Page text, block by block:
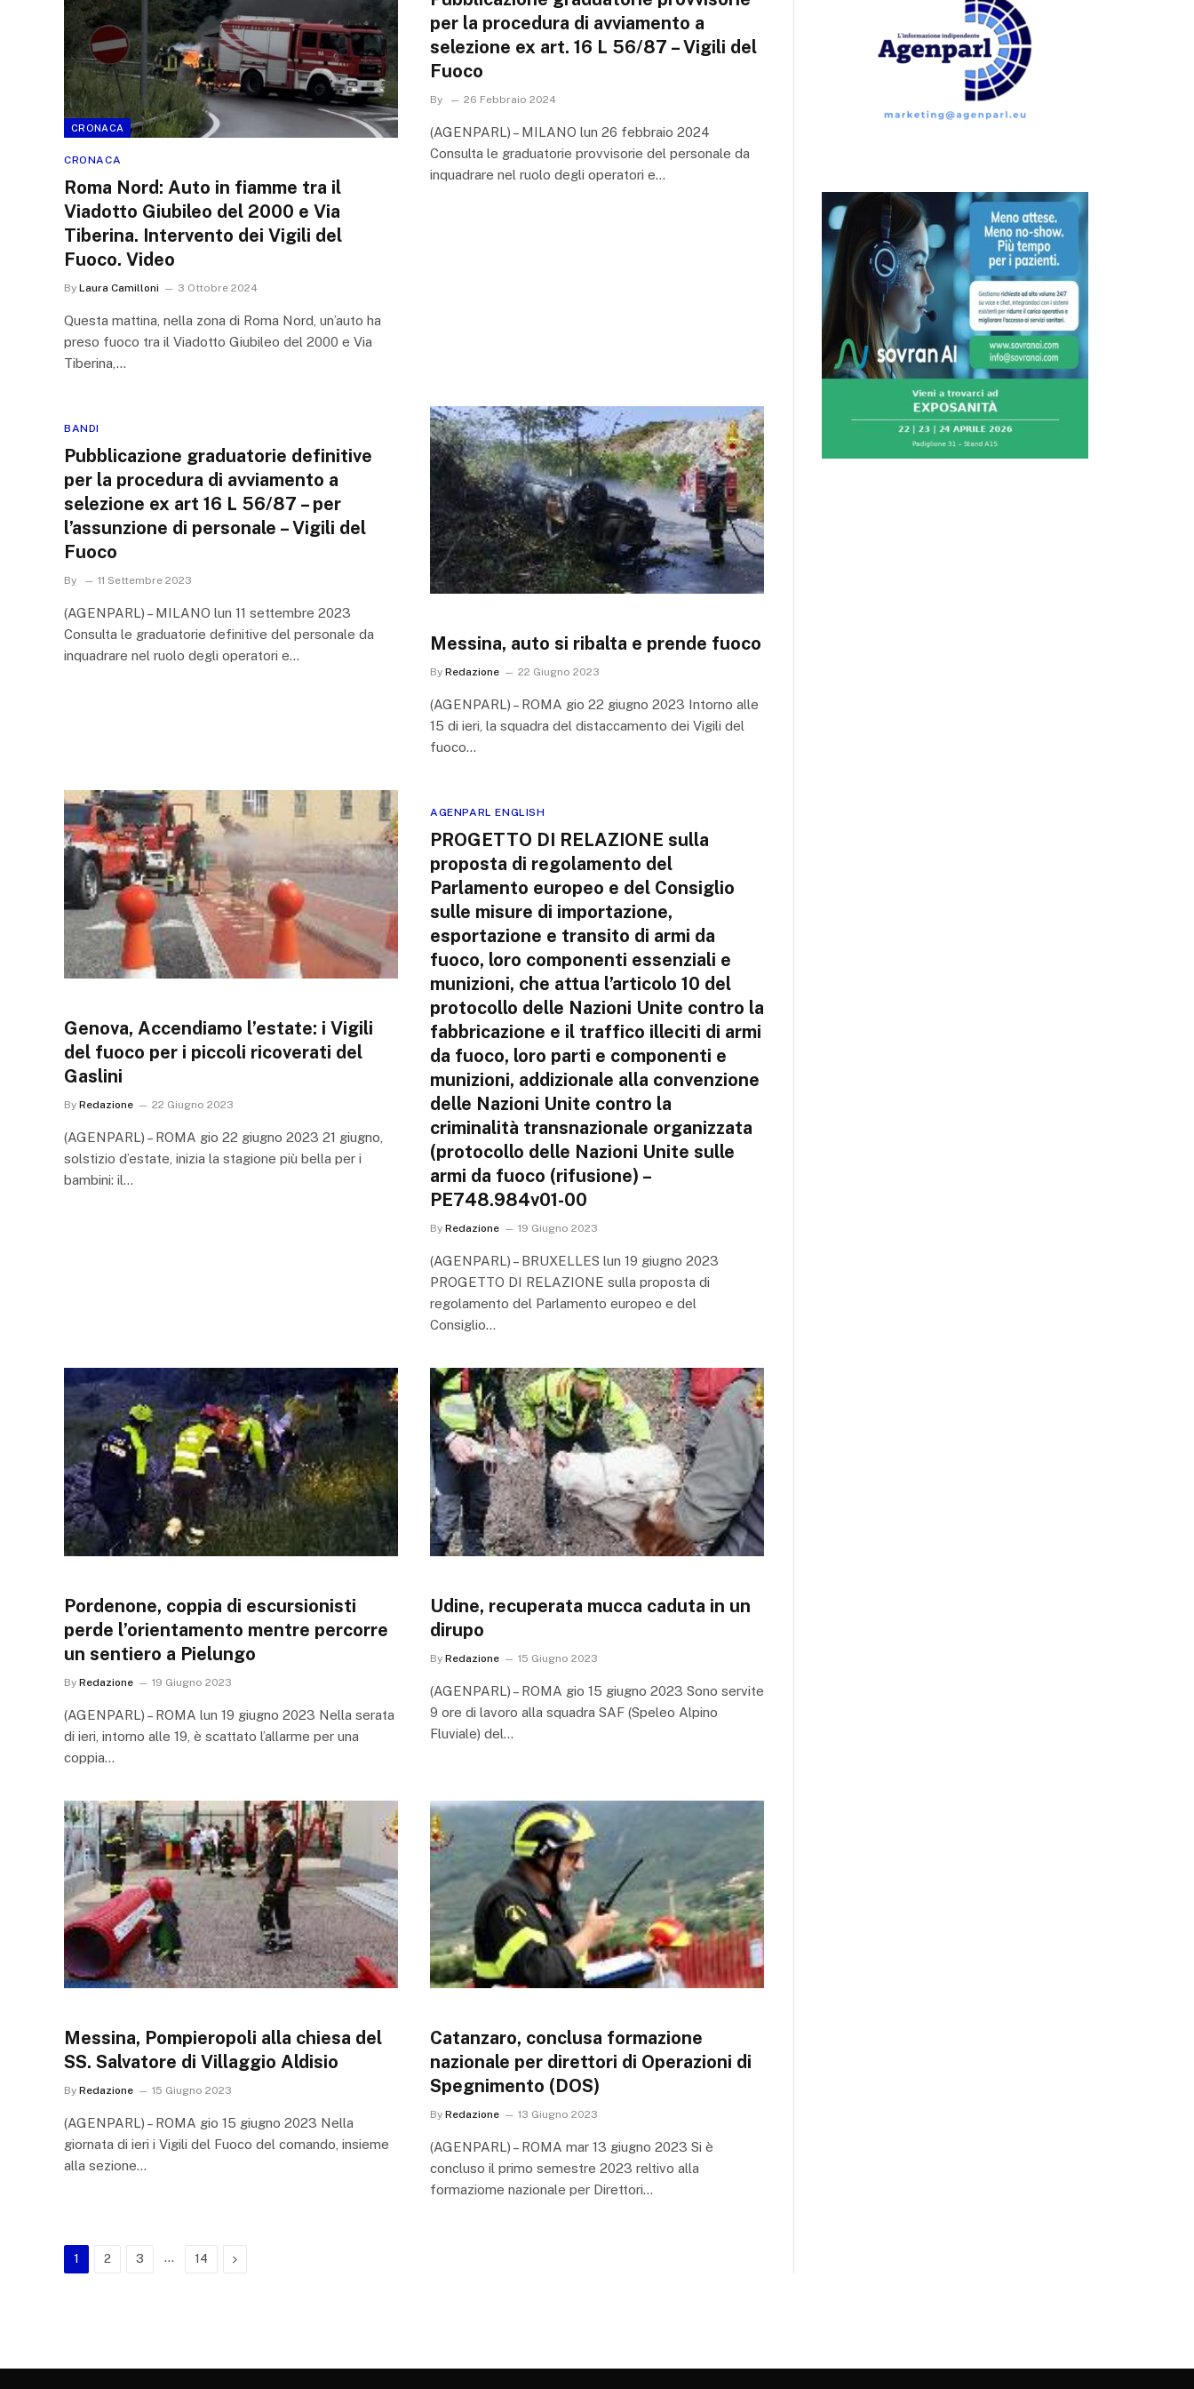
CRONACA
CRONACA
Roma Nord: Auto in fiamme tra il
Viadotto Giubileo del 2000 e Via
Tiberina. Intervento dei Vigili del
Fuoco. Video
By Laura Camilloni 3 Ottobre 2024
Questa mattina, nella zona di Roma Nord, un’auto ha
preso fuoco tra il Viadotto Giubileo del 2000 e Via
Tiberina,…
per la procedura di avviamento a
selezione ex art. 16 L 56/87 – Vigili del
Fuoco
By 26 Febbraio 2024
(AGENPARL) – MILANO lun 26 febbraio 2024
Consulta le graduatorie provvisorie del personale da
inquadrare nel ruolo degli operatori e…
BANDI
Pubblicazione graduatorie definitive
per la procedura di avviamento a
selezione ex art 16 L 56/87 – per
l’assunzione di personale – Vigili del
Fuoco
By 11 Settembre 2023
(AGENPARL) – MILANO lun 11 settembre 2023
Consulta le graduatorie definitive del personale da
inquadrare nel ruolo degli operatori e…
Messina, auto si ribalta e prende fuoco
By Redazione 22 Giugno 2023
(AGENPARL) – ROMA gio 22 giugno 2023 Intorno alle
15 di ieri, la squadra del distaccamento dei Vigili del
fuoco…
Genova, Accendiamo l’estate: i Vigili
del fuoco per i piccoli ricoverati del
Gaslini
By Redazione 22 Giugno 2023
(AGENPARL) – ROMA gio 22 giugno 2023 21 giugno,
solstizio d’estate, inizia la stagione più bella per i
bambini: il…
AGENPARL ENGLISH
PROGETTO DI RELAZIONE sulla
proposta di regolamento del
Parlamento europeo e del Consiglio
sulle misure di importazione,
esportazione e transito di armi da
fuoco, loro componenti essenziali e
munizioni, che attua l’articolo 10 del
protocollo delle Nazioni Unite contro la
fabbricazione e il traffico illeciti di armi
da fuoco, loro parti e componenti e
munizioni, addizionale alla convenzione
delle Nazioni Unite contro la
criminalità transnazionale organizzata
(protocollo delle Nazioni Unite sulle
armi da fuoco (rifusione) –
PE748.984v01-00
By Redazione 19 Giugno 2023
(AGENPARL) – BRUXELLES lun 19 giugno 2023
PROGETTO DI RELAZIONE sulla proposta di
regolamento del Parlamento europeo e del
Consiglio…
Pordenone, coppia di escursionisti
perde l’orientamento mentre percorre
un sentiero a Pielungo
By Redazione 19 Giugno 2023
(AGENPARL) – ROMA lun 19 giugno 2023 Nella serata
di ieri, intorno alle 19, è scattato l’allarme per una
coppia…
Udine, recuperata mucca caduta in un
dirupo
By Redazione 15 Giugno 2023
(AGENPARL) – ROMA gio 15 giugno 2023 Sono servite
9 ore di lavoro alla squadra SAF (Speleo Alpino
Fluviale) del…
Messina, Pompieropoli alla chiesa del
SS. Salvatore di Villaggio Aldisio
By Redazione 15 Giugno 2023
(AGENPARL) – ROMA gio 15 giugno 2023 Nella
giornata di ieri i Vigili del Fuoco del comando, insieme
alla sezione…
Catanzaro, conclusa formazione
nazionale per direttori di Operazioni di
Spegnimento (DOS)
By Redazione 13 Giugno 2023
(AGENPARL) – ROMA mar 13 giugno 2023 Si è
concluso il primo semestre 2023 reltivo alla
formaziome nazionale per Direttori…
1 2 3 … 14 Next